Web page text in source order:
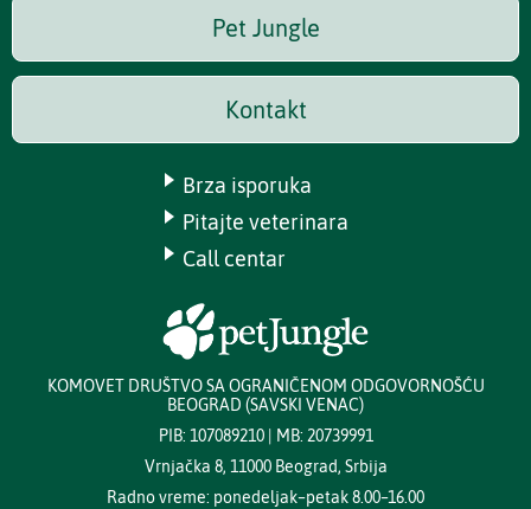
Pet Jungle
Kontakt
Brza isporuka
Pitajte veterinara
Call centar
KOMOVET DRUŠTVO SA OGRANIČENOM ODGOVORNOŠĆU
BEOGRAD (SAVSKI VENAC)
PIB: 107089210 | MB: 20739991
Vrnjačka 8, 11000 Beograd, Srbija
Radno vreme: ponedeljak–petak 8.00–16.00